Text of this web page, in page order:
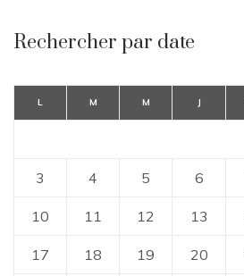
Rechercher par date
L M M J
3 4 5 6
10 11 12 13
17 18 19 20